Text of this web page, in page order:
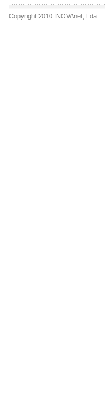
Copyright 2010 INOVAnet , Lda.